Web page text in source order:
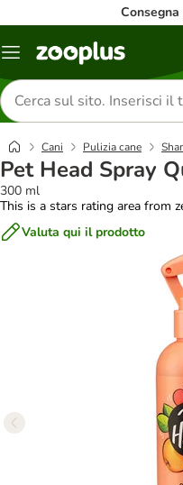
Overview
Cerca
prodotti
Cani Pulizia cane
Pet Head Spray
300 ml
This is a stars rating area from
Valuta qui il prodotto